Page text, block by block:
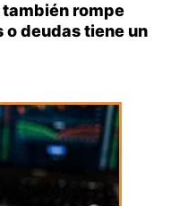
rompe
deudas tiene un